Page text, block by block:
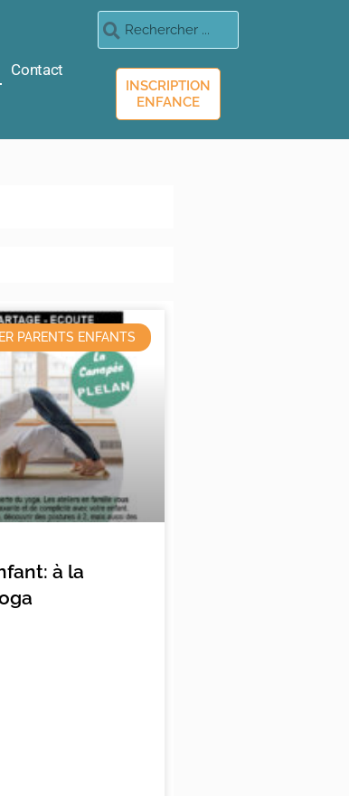
Contact
INSCRIPTION
ENFANCE
PARENTS ENFANTS
à la